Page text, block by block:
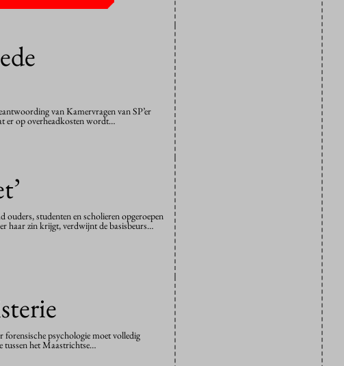
van Kamervragen van SP’er
er op overheadkosten wordt…
studenten en scholieren opgeroepen
haar zin krijgt, verdwijnt de basisbeurs…
psychologie moet volledig
tussen het Maastrichtse…